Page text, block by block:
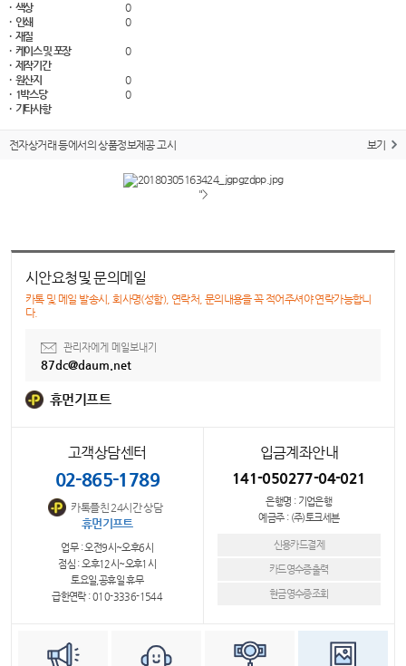
· 색상
0
· 인쇄
0
· 재질
· 케이스 및 포장
0
· 제작기간
· 원산지
0
· 1박스당
0
· 기타사항
전자상거래 등에서의 상품정보제공 고시 보기
">
시안요청및 문의메일
카톡 및 메일 발송시, 회사명(성함), 연락처, 문의내용을 꼭 적어주셔야 연락가능합니
다.
관리자에게 메일보내기
87dc@daum.net
휴먼기프트
고객상담센터
02-865-1789
카톡플친 24시간 상담
휴먼기프트
업무 : 오전9시~오후6시
점심 : 오후12시~오후1시
토요일,공휴일 휴무
급한연락 : 010-3336-1544
입금계좌안내
141-050277-04-021
은행명 : 기업은행
예금주 : (주)토크세븐
신용카드결제
카드영수증출력
현금영수증조회